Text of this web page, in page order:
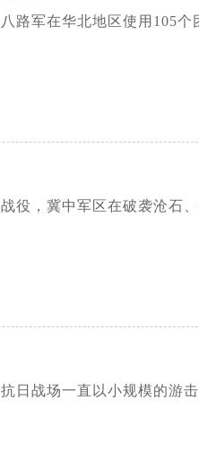
路军在华北地区使用105
役，冀中军区在破袭沧石
日战场一直以小规模的游